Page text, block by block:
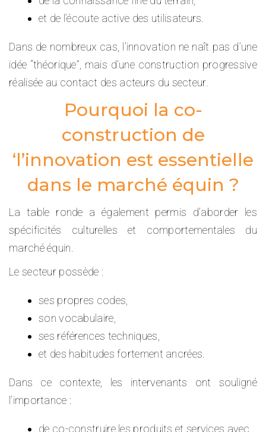
et de l’écoute active des utilisateurs.
Dans de nombreux cas, l’innovation ne naît pas d’une
idée “théorique”, mais d’une construction progressive
réalisée au contact des acteurs du secteur.
Pourquoi la co-
construction de
‘l’innovation est essentielle
dans le marché équin ?
La table ronde a également permis d’aborder les
spécificités culturelles et comportementales du
marché équin.
Le secteur possède :
ses propres codes,
son vocabulaire,
ses références techniques,
et des habitudes fortement ancrées.
Dans ce contexte, les intervenants ont souligné
l’importance :
de co-construire les produits et services avec